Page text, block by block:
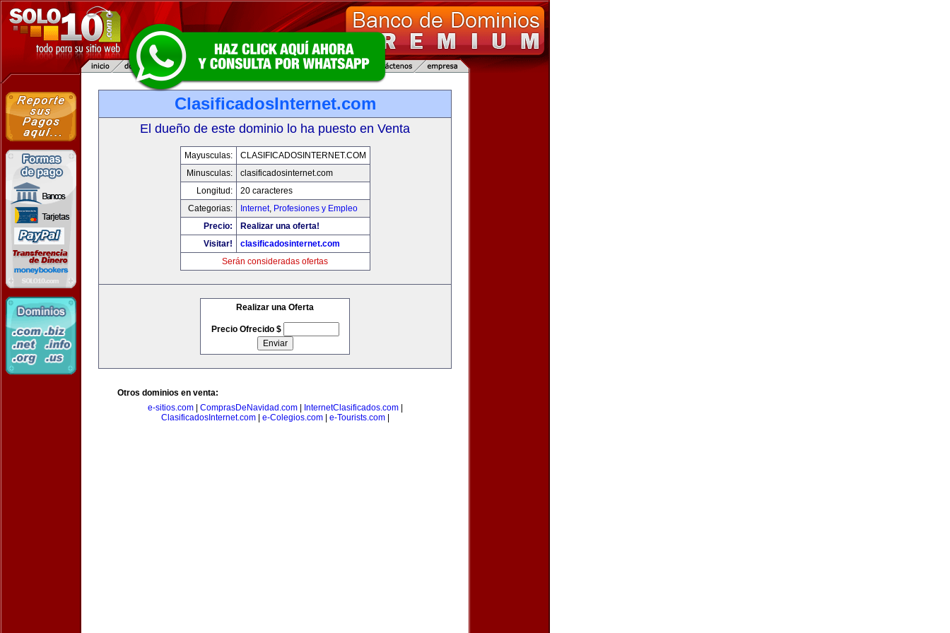
ClasificadosInternet.com
El dueño de este dominio lo ha puesto en Venta
Mayusculas:
CLASIFICADOSINTERNET.COM
Minusculas:
clasificadosinternet.com
Longitud:
20 caracteres
Categorias:
Internet, Profesiones y Empleo
Precio:
Realizar una oferta!
Visitar!
clasificadosinternet.com
Serán consideradas ofertas
Realizar una Oferta
Precio Ofrecido $
Otros dominios en venta:
e-sitios.com| ComprasDeNavidad.com| InternetClasificados.com|
ClasificadosInternet.com| e-Colegios.com| e-Tourists.com|